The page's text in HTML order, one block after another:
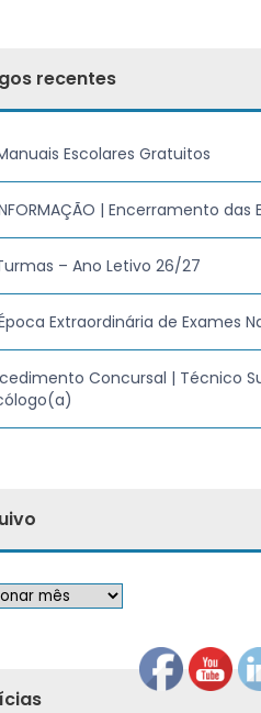
recentes
Escolares Gratuitos
| Encerramento das
– Ano Letivo 26/27
Extraordinária de Exames
Concursal | Técnico